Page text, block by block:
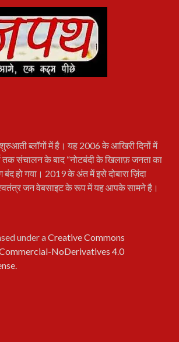
ब्लॉगों में है। यह 2006 के आखिरी दिनों में
संचालन के बाद “नोटबंदी के खिलाफ़ जनता का
बंद हो गया। 2019 के अंत में इसे दोबारा ज़िंदा
जन वेबसाइट के रूप में यह आपके सामने है।
under aCreative Commons
NoDerivatives 4.0